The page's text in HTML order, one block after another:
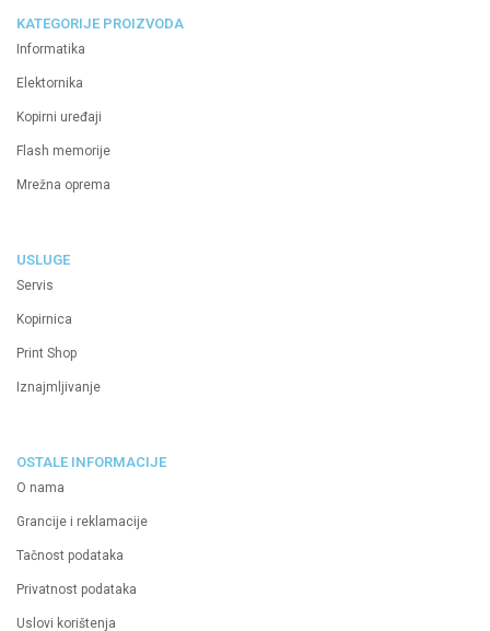
KATEGORIJE PROIZVODA
Informatika
Elektornika
Kopirni uređaji
Flash memorije
Mrežna oprema
USLUGE
Servis
Kopirnica
Print Shop
Iznajmljivanje
OSTALE INFORMACIJE
O nama
Grancije i reklamacije
Tačnost podataka
Privatnost podataka
Uslovi korištenja